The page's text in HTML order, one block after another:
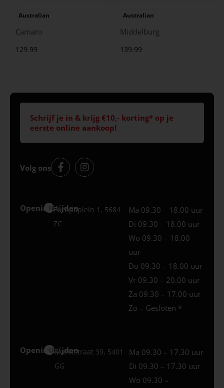
Australian
Camaro
129.99
Australian
Middelburg
139.99
Schrijf je in & krijg €10,- korting* op je
eerste online aankoop!
Volg ons
Openingstijden
Best
Europaplein 1, 5684
ZC
Ma 09.30 – 18.00 uur
Di 09.30 – 18.00 uur
Wo 09.30 – 18.00
uur
Do 09.30 – 18.00 uur
Vr 09.30 – 20.00 uur
Za 09.30 – 17.00 uur
Zo – Gesloten *
Openingstijden
Uden
Marktstraat 39, 5401
GG
Ma 09.30 – 17.30 uur
Di 09.30 – 17.30 uur
Wo 09.30 –